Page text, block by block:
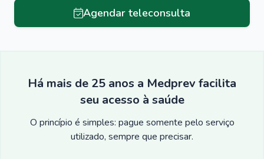
Agendar teleconsulta
Há mais de 25 anos a Medprev facilita
seu acesso à saúde
O princípio é simples: pague somente pelo serviço
utilizado, sempre que precisar.